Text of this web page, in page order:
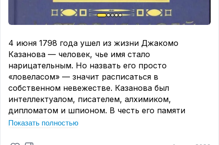
4 июня 1798 года ушел из жизни Джакомо
Казанова — человек, чье имя стало
нарицательным. Но назвать его просто
«ловеласом» — значит расписаться в
собственном невежестве. Казанова был
интеллектуалом, писателем, алхимиком,
дипломатом и шпионом. В честь его памяти
ловите подборку книг о тех, чьи жизни —
Показать полностью